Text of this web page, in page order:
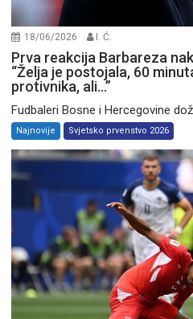
18/06/2026 I. Ć.
Prva reakcija Barbareza
“Želja je postojala, 60
protivnika, ali…”
Fudbaleri Bosne i Hercegovine
Najnovije Svjetsko prvenstvo 2026